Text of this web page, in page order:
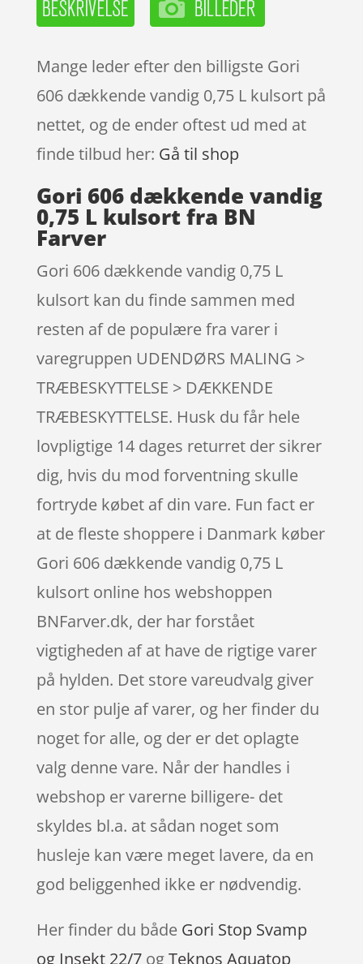
Mange leder efter den billigste Gori
606 dækkende vandig 0,75 L kulsort på
nettet, og de ender oftest ud med at
finde tilbud her: Gå til shop
Gori 606 dækkende vandig
0,75 L kulsort fra BN
Farver
Gori 606 dækkende vandig 0,75 L
kulsort kan du finde sammen med
resten af de populære fra varer i
varegruppen UDENDØRS MALING >
TRÆBESKYTTELSE > DÆKKENDE
TRÆBESKYTTELSE. Husk du får hele
lovpligtige 14 dages returret der sikrer
dig, hvis du mod forventning skulle
fortryde købet af din vare. Fun fact er
at de fleste shoppere i Danmark køber
Gori 606 dækkende vandig 0,75 L
kulsort online hos webshoppen
BNFarver.dk, der har forstået
vigtigheden af at have de rigtige varer
på hylden. Det store vareudvalg giver
en stor pulje af varer, og her finder du
noget for alle, og der er det oplagte
valg denne vare. Når der handles i
webshop er varerne billigere- det
skyldes bl.a. at sådan noget som
husleje kan være meget lavere, da en
god beliggenhed ikke er nødvendig.
Her finder du både Gori Stop Svamp
og Insekt 22/7ogTeknos Aquatop